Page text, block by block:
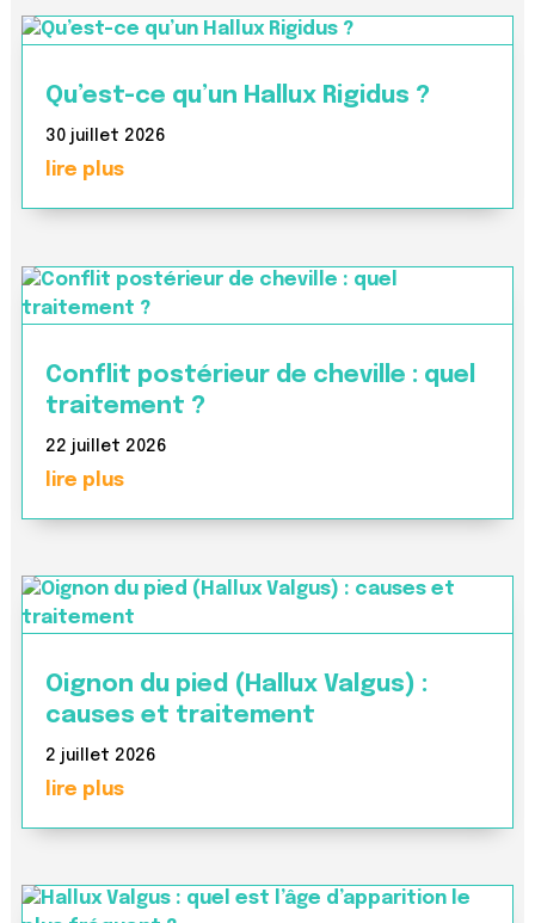
Qu’est-ce qu’un Hallux Rigidus ?
30 juillet 2026
lire plus
Conflit postérieur de cheville : quel
traitement ?
22 juillet 2026
lire plus
Oignon du pied (Hallux Valgus) :
causes et traitement
2 juillet 2026
lire plus